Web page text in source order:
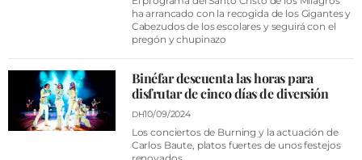
ha arrancado con la recogida de los Gigantes y
Cabezudos de los escolares y seguirá con el
pregón y chupinazo
Binéfar descuenta las horas para
disfrutar de cinco días de diversión
DH10/09/2024
Los conciertos de Burning y la actuación de
Carlos Baute, platos fuertes de unos festejos